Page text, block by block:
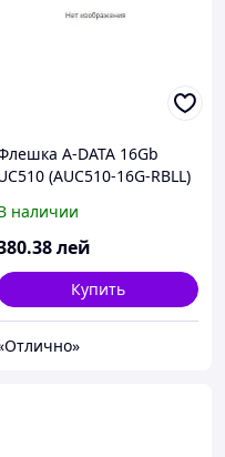
A-DATA 16Gb
(AUC510-16G-RBLL)
наличии
.38лей
Купить